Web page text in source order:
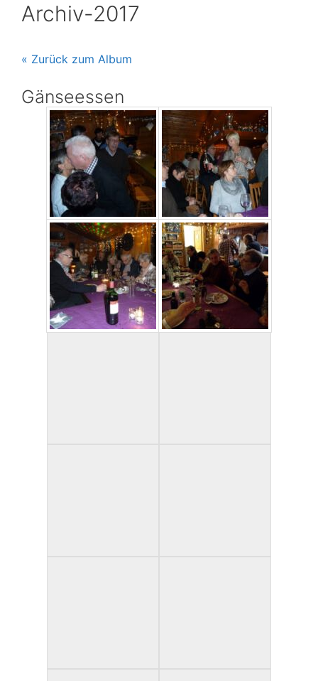
Archiv-2017
« Zurück zum Album
Gänseessen